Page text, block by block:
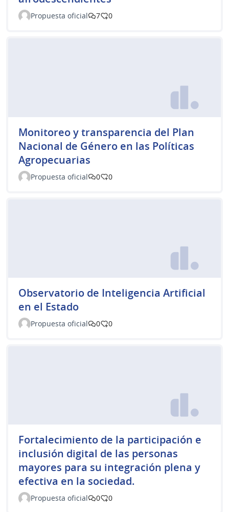
Propuesta oficial 7 0
Monitoreo y transparencia del Plan
Nacional de Género en las Políticas
Agropecuarias
Propuesta oficial 0 0
Observatorio de Inteligencia Artificial
en el Estado
Propuesta oficial 0 0
Fortalecimiento de la participación e
inclusión digital de las personas
mayores para su integración plena y
efectiva en la sociedad.
Propuesta oficial 0 0